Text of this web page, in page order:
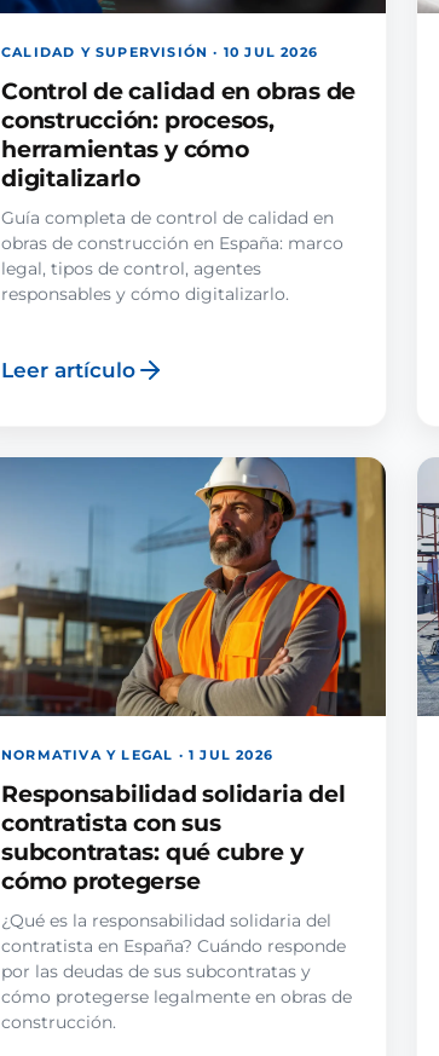
CALIDAD Y SUPERVISIÓN · 10 JUL 2026
Control de calidad en obras de
construcción: procesos,
herramientas y cómo
digitalizarlo
Guía completa de control de calidad en
obras de construcción en España: marco
legal, tipos de control, agentes
responsables y cómo digitalizarlo.
Leer artículo
NORMATIVA Y LEGAL · 1 JUL 2026
Responsabilidad solidaria del
contratista con sus
subcontratas: qué cubre y
cómo protegerse
¿Qué es la responsabilidad solidaria del
contratista en España? Cuándo responde
por las deudas de sus subcontratas y
cómo protegerse legalmente en obras de
construcción.